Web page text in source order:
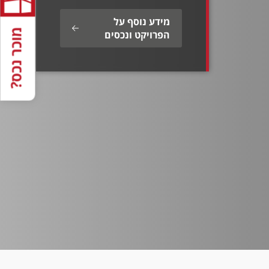
מידע נוסף על
הפרויקט ונכסים
מוכר נכס?